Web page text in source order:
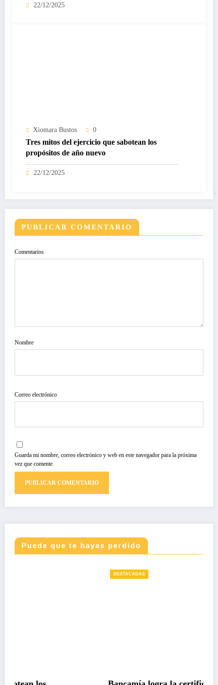
22/12/2025
Xiomara Bustos 0
Tres mitos del ejercicio que sabotean los
propósitos de año nuevo
22/12/2025
PUBLICAR COMENTARIO
Comentarios
Nombre
Correo electrónico
Guarda mi nombre, correo electrónico y web en este navegador para la próxima
vez que comente.
Puede que te hayas perdido